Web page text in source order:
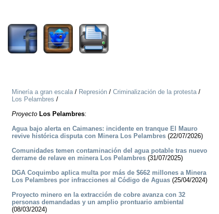
Minería a gran escala/ Represión / Criminalización de la protesta/
Los Pelambres /
Proyecto Los Pelambres:
Agua bajo alerta en Caimanes: incidente en tranque El Mauro
revive histórica disputa con Minera Los Pelambres (22/07/2026)
Comunidades temen contaminación del agua potable tras nuevo
derrame de relave en minera Los Pelambres (31/07/2025)
DGA Coquimbo aplica multa por más de $662 millones a Minera
Los Pelambres por infracciones al Código de Aguas (25/04/2024)
Proyecto minero en la extracción de cobre avanza con 32
personas demandadas y un amplio prontuario ambiental
(08/03/2024)